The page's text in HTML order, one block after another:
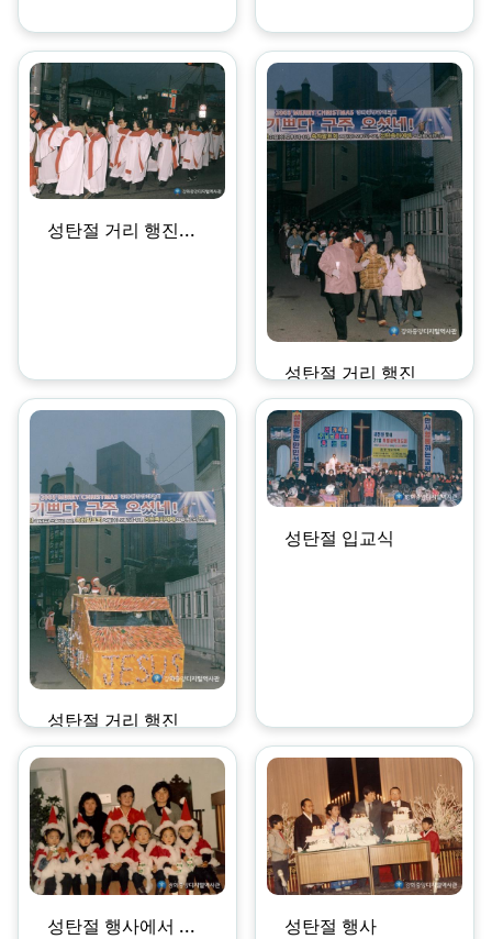
성탄절 거리 행진...
성탄절 거리 행진
성탄절 거리 행진
성탄절 입교식
성탄절 행사에서 ... 성탄절 행사